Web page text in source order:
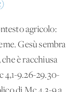
agricolo:
Gesù sembra
è racchiusa
4,1-9.26-29.30-